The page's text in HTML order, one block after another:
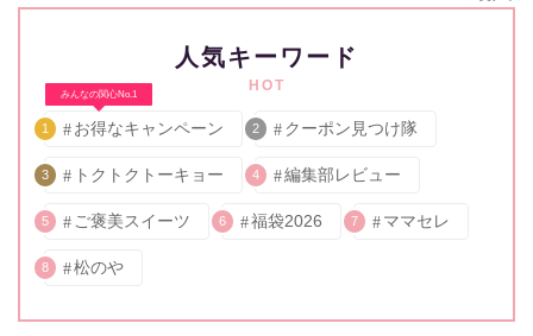
人気キーワード
HOT
みんなの関心No.1
1 お得なキャンペーン 2 クーポン見つけ隊
3 トクトクトーキョー 4 編集部レビュー
5 ご褒美スイーツ 6 福袋2026 7 ママセレ
8 松のや